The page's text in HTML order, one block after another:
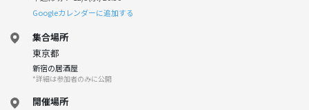
Googleカレンダーに追加する
集合場所
東京都
新宿の居酒屋
*詳細は参加者のみに公開
開催場所